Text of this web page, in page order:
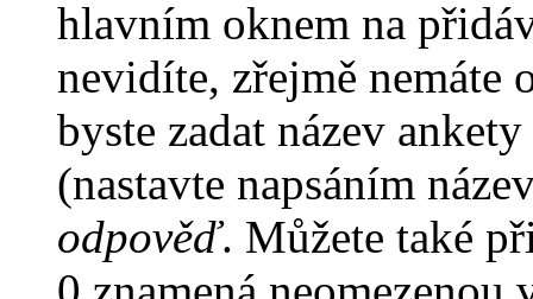
hlavním oknem na
nevidíte, zřejmě
byste zadat název
(nastavte napsáním
odpověď. Můžete také